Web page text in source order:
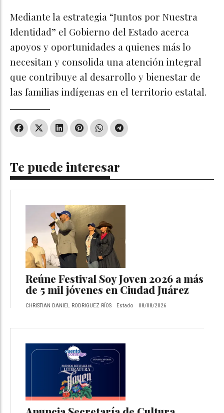
Mediante la estrategia “Juntos por Nuestra
Identidad” el Gobierno del Estado acerca
apoyos y oportunidades a quienes más lo
necesitan y consolida una atención integral
que contribuye al desarrollo y bienestar de
las familias indígenas en el territorio estatal.
Te puede interesar
Reúne Festival Soy Joven 2026 a más
de 5 mil jóvenes en Ciudad Juárez
CHRISTIAN DANIEL RODRIGUEZ RÍOS Estado 08/08/2026